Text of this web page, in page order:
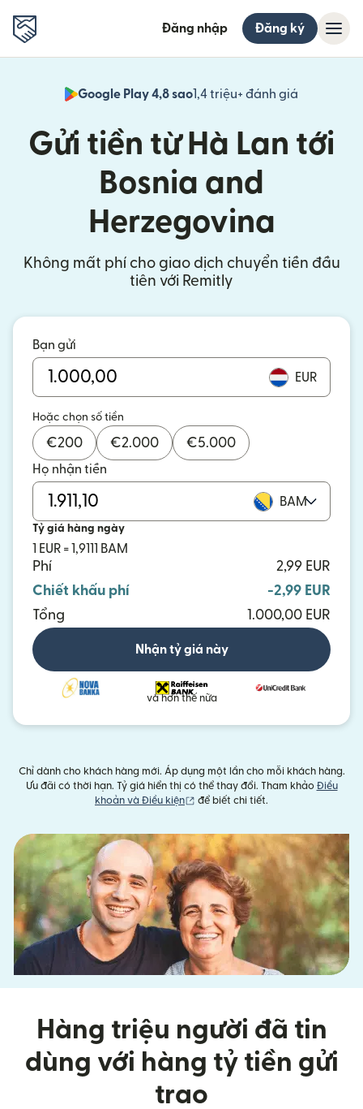
Đăng nhập Đăng ký
Google Play 4,8 sao1,4 triệu+ đánh giá
Gửi tiền từ Hà Lan tới
Bosnia and
Herzegovina
Không mất phí cho giao dịch chuyển tiền đầu
tiên với Remitly
Bạn gửi
EUR
Hoặc chọn số tiền
€200 €2.000 €5.000
Họ nhận tiền
BAM
Tỷ giá hàng ngày
1 EUR = 1,9111 BAM
Phí
2,99 EUR
Chiết khấu phí
-2,99 EUR
Tổng
1.000,00 EUR
Nhận tỷ giá này
và hơn thế nữa
Chỉ dành cho khách hàng mới. Áp dụng một lần cho mỗi khách hàng.
Ưu đãi có thời hạn. Tỷ giá hiển thị có thể thay đổi. Tham khảo Điều
khoản và Điều kiện
(mở trong cửa sổ mới)
để biết chi tiết.
Hàng triệu người đã tin
dùng với hàng tỷ tiền gửi
trao